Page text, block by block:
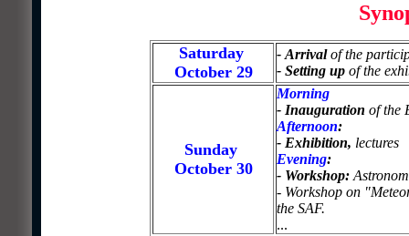
S
Saturday
October 29
- Arrivalof the
- Setting up of the
Sunday
October 30
Morning
- Inauguration of the
Afternoon:
- Exhibition, lectures
Evening:
- Workshop:
- Workshop on
the SAF.
...